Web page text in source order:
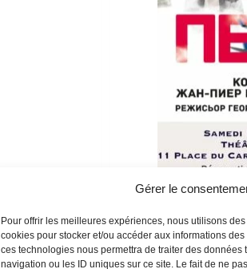
Gérer le
Pour offrir les meilleures expériences, nous utilisons
cookies pour stocker et/ou accéder aux informations
ces technologies nous permettra de traiter des données
navigation ou les ID uniques sur ce site. Le fait de ne